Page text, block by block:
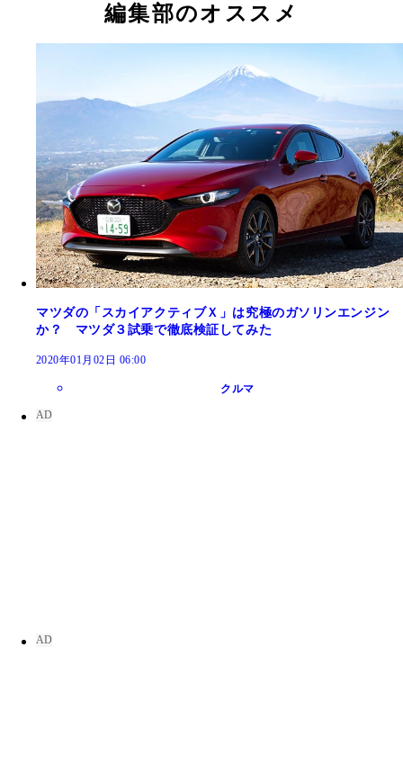
編集部のオススメ
マツダの「スカイアクティブＸ」は究極のガソリンエンジン
か？ マツダ３試乗で徹底検証してみた
2020年01月02日 06:00
クルマ